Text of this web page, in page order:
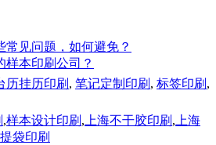
问题，如何避免？
印刷公司？
历挂历印刷 , 笔记定制印刷 , 标签印刷 ,
,样本设计印刷 , 上海不干胶印刷 , 上海
袋印刷